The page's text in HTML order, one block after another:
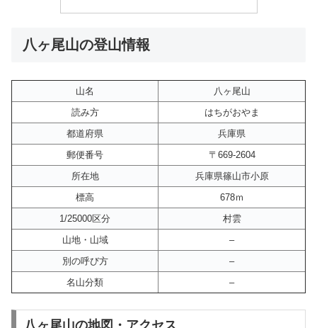
八ヶ尾山の登山情報
山名
八ヶ尾山
読み方
はちがおやま
都道府県
兵庫県
郵便番号
〒669-2604
所在地
兵庫県篠山市小原
標高
678ｍ
1/25000区分
村雲
山地・山域
–
別の呼び方
–
名山分類
–